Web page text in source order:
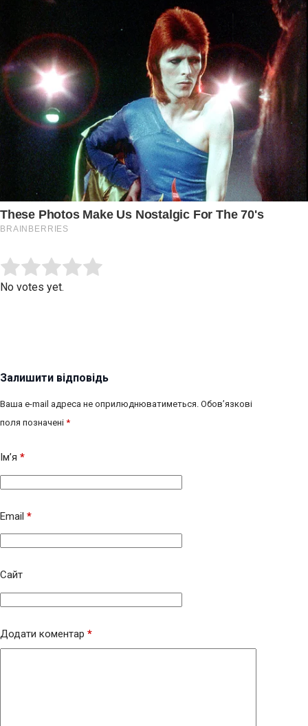
Rate this item:
No votes yet.
Залишити відповідь
Ваша e-mail адреса не оприлюднюватиметься. Обов’язкові
поля позначені *
Ім’я *
Email *
Сайт
Додати коментар *